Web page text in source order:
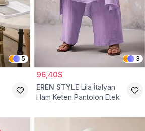
5 3
96,40$
EREN STYLE Lila İtalyan
Ham Keten Pantolon Etek